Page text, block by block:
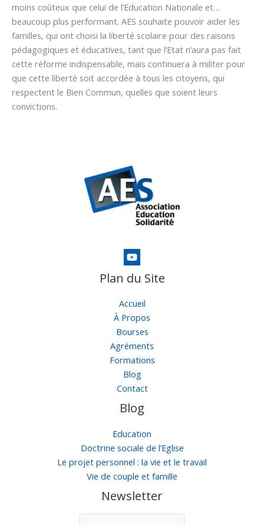
moins coûteux que celui de l’Education Nationale et…
beaucoup plus performant. AES souhaite pouvoir aider les
familles, qui ont choisi la liberté scolaire pour des raisons
pédagogiques et éducatives, tant que l’Etat n’aura pas fait
cette réforme indispensable, mais continuera à militer pour
que cette liberté soit accordée à tous les citoyens, qui
respectent le Bien Commun, quelles que soient leurs
convictions.
Plan du Site
Accueil
À Propos
Bourses
Agréments
Formations
Blog
Contact
Blog
Education
Doctrine sociale de l’Eglise
Le projet personnel : la vie et le travail
Vie de couple et famille
Newsletter